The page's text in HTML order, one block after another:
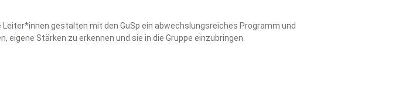
gestalten mit den GuSp ein abwechslungsreiches Programm und
Stärken zu erkennen und sie in die Gruppe einzubringen.